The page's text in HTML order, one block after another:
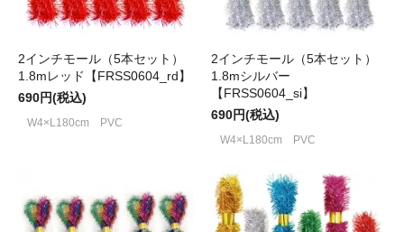
2インチモール（5本セット）
1.8mレッド【FRSS0604_rd】
690円(税込)
W4×L180cm PVC
2インチモール（5本セット）
1.8mシルバー
【FRSS0604_si】
690円(税込)
W4×L180cm PVC